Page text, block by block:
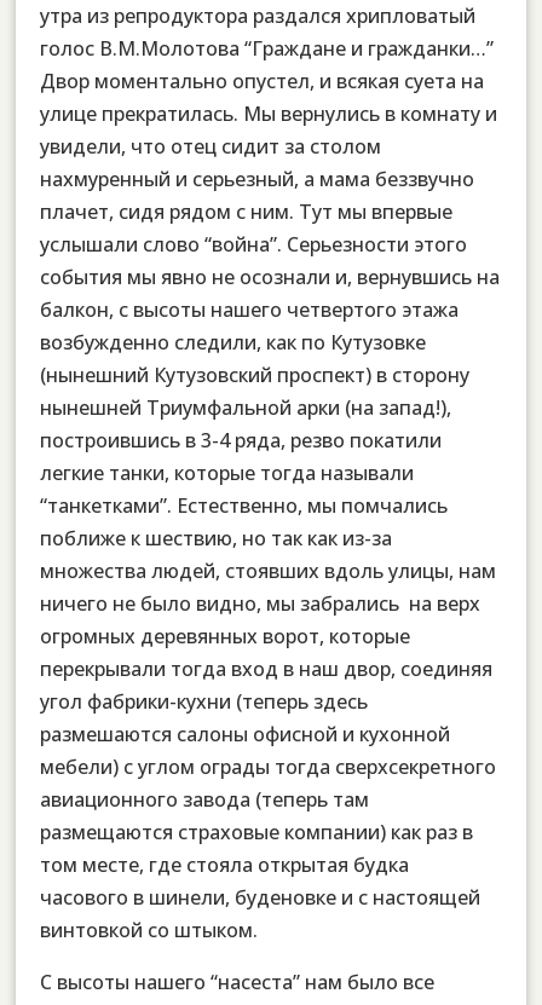
утра из репродуктора раздался хрипловатый
голос В.М.Молотова “Граждане и гражданки…”
Двор моментально опустел, и всякая суета на
улице прекратилась. Мы вернулись в комнату и
увидели, что отец сидит за столом
нахмуренный и серьезный, а мама беззвучно
плачет, сидя рядом с ним. Тут мы впервые
услышали слово “война”. Серьезности этого
события мы явно не осознали и, вернувшись на
балкон, с высоты нашего четвертого этажа
возбужденно следили, как по Кутузовке
(нынешний Кутузовский проспект) в сторону
нынешней Триумфальной арки (на запад!),
построившись в 3-4 ряда, резво покатили
легкие танки, которые тогда называли
“танкетками”. Естественно, мы помчались
поближе к шествию, но так как из-за
множества людей, стоявших вдоль улицы, нам
ничего не было видно, мы забрались на верх
огромных деревянных ворот, которые
перекрывали тогда вход в наш двор, соединяя
угол фабрики-кухни (теперь здесь
размешаются салоны офисной и кухонной
мебели) с углом ограды тогда сверхсекретного
авиационного завода (теперь там
размещаются страховые компании) как раз в
том месте, где стояла открытая будка
часового в шинели, буденовке и с настоящей
винтовкой со штыком.
С высоты нашего “насеста” нам было все